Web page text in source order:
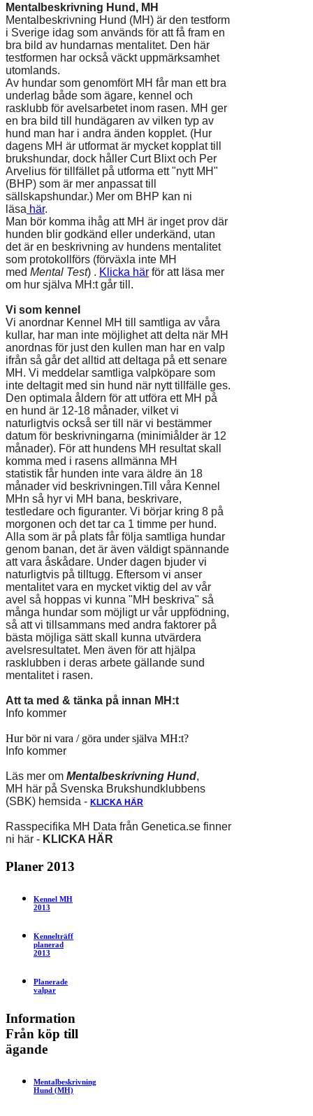
Mentalbeskrivning Hund, MH
Mentalbeskrivning Hund (MH) är den testform
i Sverige idag som används för att få fram en
bra bild av hundarnas mentalitet. Den här
testformen har också väckt uppmärksamhet
utomlands.
Av hundar som genomfört MH får man ett bra
underlag både som ägare, kennel och
rasklubb för avelsarbetet inom rasen. MH ger
en bra bild till hundägaren av vilken typ av
hund man har i andra änden kopplet. (Hur
dagens MH är utformat är mycket kopplat till
brukshundar, dock håller Curt Blixt och Per
Arvelius för tillfället på utforma ett "nytt MH"
(BHP) som är mer anpassat till
sällskapshundar.) Mer om BHP kan ni
läsa här.
Man bör komma ihåg att MH är inget prov där
hunden blir godkänd eller underkänd, utan
det är en beskrivning av hundens mentalitet
som protokollförs (förväxla inte MH
med Mental Test) . Klicka här för att läsa mer
om hur själva MH:t går till.
Vi som kennel
Vi anordnar Kennel MH till samtliga av våra
kullar, har man inte möjlighet att delta när MH
anordnas för just den kullen man har en valp
ifrån så går det alltid att deltaga på ett senare
MH. Vi meddelar samtliga valpköpare som
inte deltagit med sin hund när nytt tillfälle ges.
Den optimala åldern för att utföra ett MH på
en hund är 12-18 månader, vilket vi
naturligtvis också ser till när vi bestämmer
datum för beskrivningarna (minimiålder är 12
månader). För att hundens MH resultat skall
komma med i rasens allmänna MH
statistik får hunden inte vara äldre än 18
månader vid beskrivningen.Till våra Kennel
MHn så hyr vi MH bana, beskrivare,
testledare och figuranter. Vi börjar kring 8 på
morgonen och det tar ca 1 timme per hund.
Alla som är på plats får följa samtliga hundar
genom banan, det är även väldigt spännande
att vara åskådare. Under dagen bjuder vi
naturligtvis på tilltugg. Eftersom vi anser
mentalitet vara en mycket viktig del av vår
avel så hoppas vi kunna "MH beskriva" så
många hundar som möjligt ur vår uppfödning,
så att vi tillsammans med andra faktorer på
bästa möjliga sätt skall kunna utvärdera
avelsresultatet. Men även för att hjälpa
rasklubben i deras arbete gällande sund
mentalitet i rasen.
Att ta med & tänka på innan MH:t
Info kommer
Hur bör ni vara / göra under själva MH:t?
Info kommer
Läs mer om Mentalbeskrivning Hund,
MH här på Svenska Brukshundklubbens
(SBK) hemsida - KLICKA HÄR
Rasspecifika MH Data från Genetica.se finner
ni här - KLICKA HÄR
Planer 2013
Kennel MH
2013
Kennelträff
planerad
2013
Planerade
valpar
Information
Från köp till
ägande
Mentalbeskrivning
Hund (MH)